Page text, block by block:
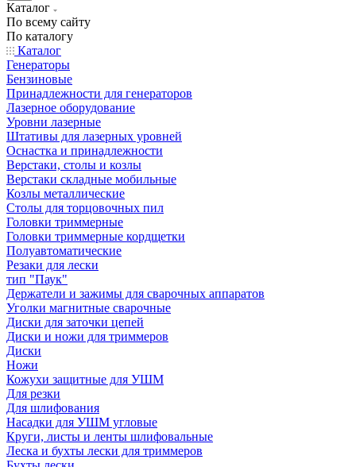
Каталог
По всему сайту
По каталогу
Каталог
Генераторы
Бензиновые
Принадлежности для генераторов
Лазерное оборудование
Уровни лазерные
Штативы для лазерных уровней
Оснастка и принадлежности
Верстаки, столы и козлы
Верстаки складные мобильные
Козлы металлические
Столы для торцовочных пил
Головки триммерные
Головки триммерные кордщетки
Полуавтоматические
Резаки для лески
тип "Паук"
Держатели и зажимы для сварочных аппаратов
Уголки магнитные сварочные
Диски для заточки цепей
Диски и ножи для триммеров
Диски
Ножи
Кожухи защитные для УШМ
Для резки
Для шлифования
Насадки для УШМ угловые
Круги, листы и ленты шлифовальные
Леска и бухты лески для триммеров